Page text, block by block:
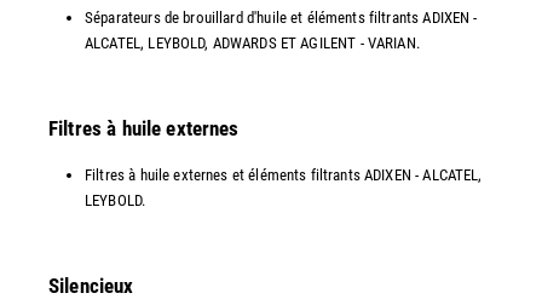
Séparateurs de brouillard d'huile et éléments filtrants ADIXEN -
ALCATEL, LEYBOLD, ADWARDS ET AGILENT - VARIAN.
Filtres à huile externes
Filtres à huile externes et éléments filtrants ADIXEN - ALCATEL,
LEYBOLD.
Silencieux